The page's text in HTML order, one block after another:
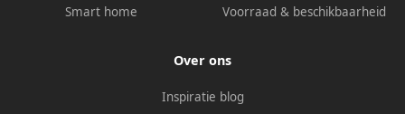
Smart home
Voorraad & beschikbaarheid
Over ons
Inspiratie blog